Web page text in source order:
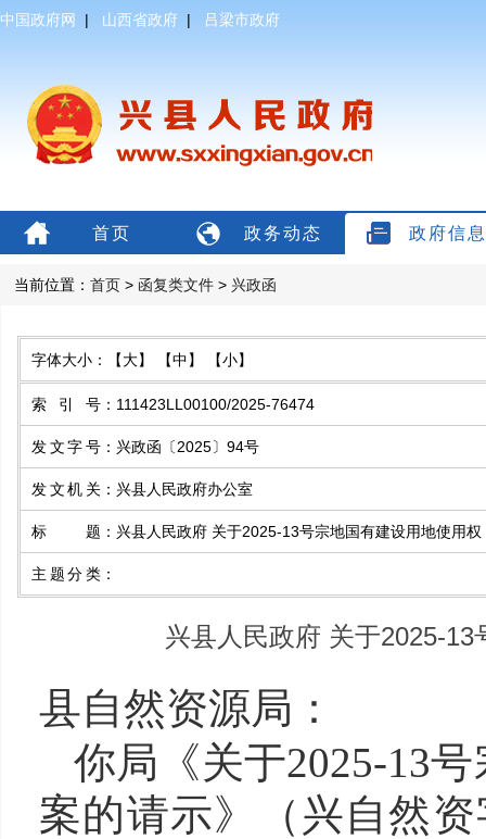
中国政府网 | 山西省政府 | 吕梁市政府
首页 政务动态 政府信
当前位置： 首页 > 函复类文件 > 兴政函
字体大小： 【大】 【中】 【小】
索引号 ： 111423LL00100/2025-76474
发文字号 ： 兴政函〔2025〕94号
发文机关 ： 兴县人民政府办公室
标题 ： 兴县人民政府 关于2025-13号宗地国有建设用地使用
主题分类 ：
兴县人民政府 关于2025-
县自然资源局：
你局《关于2025-13号
案的请示》（兴自然资